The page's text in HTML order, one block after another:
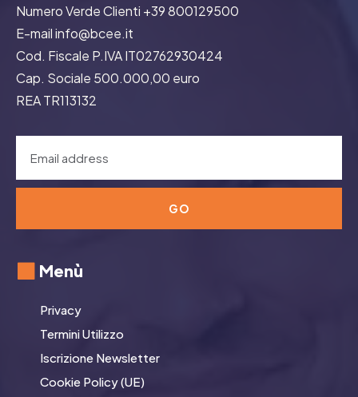
Numero Verde Clienti +39 800129500
E-mail info@bcee.it
Cod. Fiscale P.IVA IT02762930424
Cap. Sociale 500.000,00 euro
REA TR113132
GO
Menù
Privacy
Termini Utilizzo
Iscrizione Newsletter
Cookie Policy (UE)